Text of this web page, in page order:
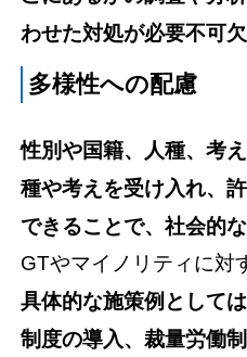
わせた対処が必要不可欠
多様性への配慮
性別や国籍、人種、考
種や考えを受け入れ、
できることで、社会的
GTやマイノリティに対
具体的な施策例として
制度の導入、裁量労働